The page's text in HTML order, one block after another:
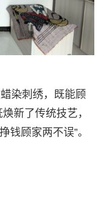
染刺绣，既能顾
新了传统技艺，
钱顾家两不误”。